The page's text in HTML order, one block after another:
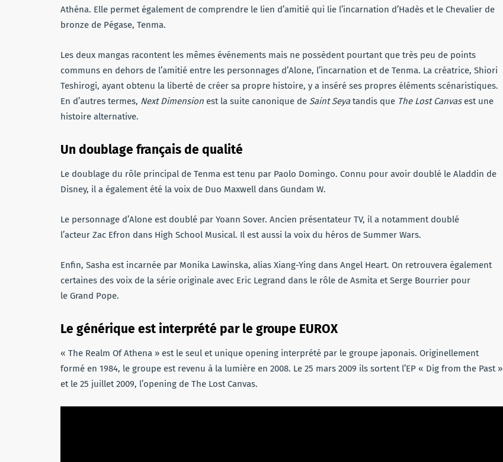
Athéna. Elle permet également de comprendre le lien d’amitié qui lie l’incarnation d’Hadès et le Chevalier de
bronze de Pégase, Tenma.
Les deux mangas racontent les mêmes événements mais ne possèdent pourtant que très peu de points
communs en dehors de l’amitié entre les personnages d’Alone, l’incarnation et de Tenma. La créatrice, Shiori
Teshirogi, ayant obtenu la liberté de créer sa propre histoire, y a inséré ses propres éléments scénaristiques.
En d’autres termes, Next Dimension est la suite canonique de Saint Seyatandis que The Lost Canvasest une
histoire alternative.
Un doublage français de qualité
Le doublage du rôle principal de Tenma est tenu par Paolo Domingo. Connu pour avoir doublé le Aladdin de
Disney, il a également été la voix de Duo Maxwell dans Gundam W.
Le personnage d’Alone est doublé par Yoann Sover. Ancien présentateur TV, il a notamment doublé
l’acteur Zac Efron dans High School Musical. Il est aussi la voix du héros de Summer Wars.
Enfin, Sasha est incarnée par Monika Lawinska, alias Xiang-Ying dans Angel Heart. On retrouvera également
certaines des voix de la série originale avec Eric Legrand dans le rôle de Asmita et Serge Bourrier pour
le Grand Pope.
Le générique est interprété par le groupe EUROX
« The Realm Of Athena » est le seul et unique opening interprété par le groupe japonais. Originellement
formé en 1984, le groupe est revenu à la lumière en 2008. Le 25 mars 2009 ils sortent l’EP « Dig from the Past »
et le 25 juillet 2009, l’opening de The Lost Canvas.